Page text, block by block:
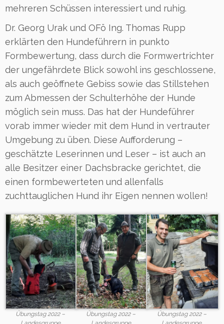
mehreren Schüssen interessiert und ruhig.
Dr. Georg Urak und OFö Ing. Thomas Rupp
erklärten den Hundeführern in punkto
Formbewertung, dass durch die Formwertrichter
der ungefährdete Blick sowohl ins geschlossene,
als auch geöffnete Gebiss sowie das Stillstehen
zum Abmessen der Schulterhöhe der Hunde
möglich sein muss. Das hat der Hundeführer
vorab immer wieder mit dem Hund in vertrauter
Umgebung zu üben. Diese Aufforderung –
geschätzte Leserinnen und Leser – ist auch an
alle Besitzer einer Dachsbracke gerichtet, die
einen formbewerteten und allenfalls
zuchttauglichen Hund ihr Eigen nennen wollen!
Übungstag 2022 –
Übungstag 2022 –
Übungstag 2022 –